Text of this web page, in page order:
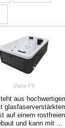
Vasa-Fit
aus
auf einem
und kann mit ...